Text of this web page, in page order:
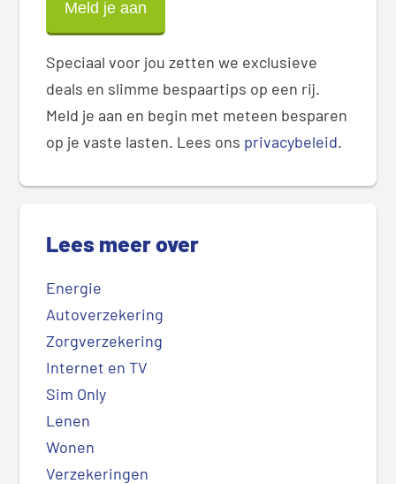
Speciaal voor jou zetten we exclusieve
deals en slimme bespaartips op een rij.
Meld je aan en begin met meteen besparen
op je vaste lasten. Lees ons privacybeleid.
Lees meer over
Energie
Autoverzekering
Zorgverzekering
Internet en TV
Sim Only
Lenen
Wonen
Verzekeringen